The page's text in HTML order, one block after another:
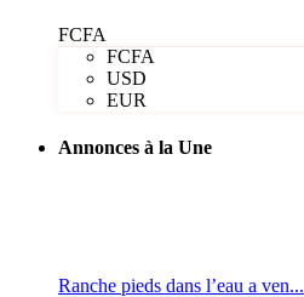
FCFA
FCFA
USD
EUR
Annonces à la Une
Ranche pieds dans l’eau a ven...